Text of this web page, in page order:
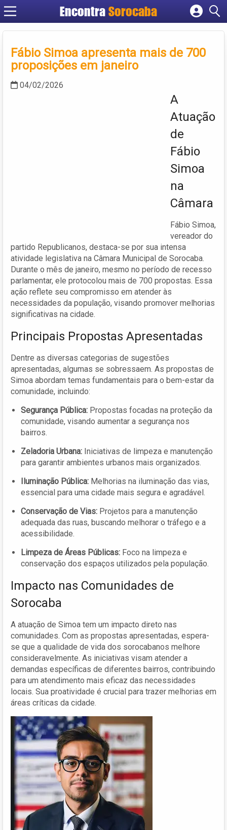
EncontraSorocaba
Cadastrar empresa
Criar conta
Fábio Simoa apresenta mais de 700
proposições em janeiro
04/02/2026
A
Atuação
de
Fábio
Simoa
na
Câmara
Fábio Simoa,
vereador do
partido Republicanos, destaca-se por sua intensa
atividade legislativa na Câmara Municipal de Sorocaba.
Durante o mês de janeiro, mesmo no período de recesso
parlamentar, ele protocolou mais de 700 propostas. Essa
ação reflete seu compromisso em atender às
necessidades da população, visando promover melhorias
significativas na cidade.
Principais Propostas Apresentadas
Dentre as diversas categorias de sugestões
apresentadas, algumas se sobressaem. As propostas de
Simoa abordam temas fundamentais para o bem-estar da
comunidade, incluindo:
Segurança Pública: Propostas focadas na proteção da
comunidade, visando aumentar a segurança nos
bairros.
Zeladoria Urbana: Iniciativas de limpeza e manutenção
para garantir ambientes urbanos mais organizados.
Iluminação Pública: Melhorias na iluminação das vias,
essencial para uma cidade mais segura e agradável.
Conservação de Vias: Projetos para a manutenção
adequada das ruas, buscando melhorar o tráfego e a
acessibilidade.
Limpeza de Áreas Públicas: Foco na limpeza e
conservação dos espaços utilizados pela população.
Impacto nas Comunidades de
Sorocaba
A atuação de Simoa tem um impacto direto nas
comunidades. Com as propostas apresentadas, espera-
se que a qualidade de vida dos sorocabanos melhore
consideravelmente. As iniciativas visam atender a
demandas específicas de diferentes bairros, contribuindo
para um atendimento mais eficaz das necessidades
locais. Sua proatividade é crucial para trazer melhorias em
áreas críticas da cidade.